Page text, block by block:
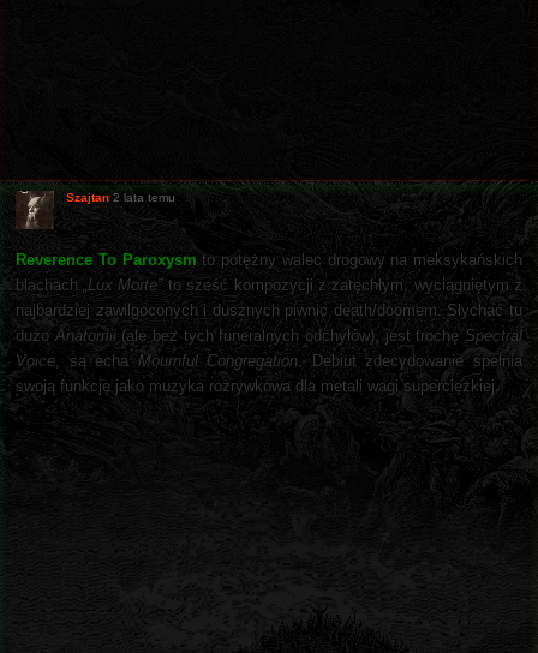
Szajtan 2 lata temu
Reverence To Paroxysm to potężny walec drogowy na meksykańskich
blachach.„Lux Morte”to sześć kompozycji z zatęchłym, wyciągniętym z
najbardziej zawilgoconych i dusznych piwnic death/doomem. Słychać tu
dużo Anatomii(ale bez tych funeralnych odchyłów), jest trochęSpectral
Voice, są echa Mournful Congregation. Debiut zdecydowanie spełnia
swoją funkcję jako muzyka rozrywkowa dla metali wagi superciężkiej.